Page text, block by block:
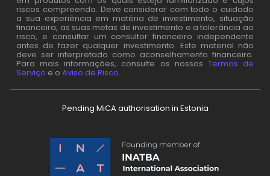
riscos compreenda. Deve considerar com todo o cuidado
a sua experiência em matéria de investimento, situação
financeira, as suas metas de investimento e a tolerância ao
risco, e consultar um consultor financeiro independente
antes de fazer qualquer investimento. Este material não
deve ser interpretado como aconselhamento financeiro.
Para mais informações, consulte os nossos Termos de
Serviço e oAviso de Risco.
Pending MiCA authorisation in Estonia